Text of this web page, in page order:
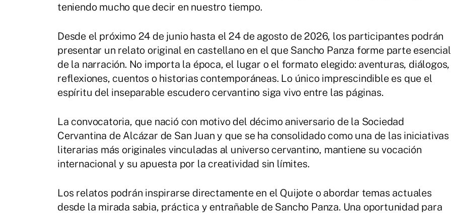
teniendo mucho que decir en nuestro tiempo.
Desde el próximo 24 de junio hasta el 24 de agosto de 2026, los participantes podrán
presentar un relato original en castellano en el que Sancho Panza forme parte esencial
de la narración. No importa la época, el lugar o el formato elegido: aventuras, diálogos,
reflexiones, cuentos o historias contemporáneas. Lo único imprescindible es que el
espíritu del inseparable escudero cervantino siga vivo entre las páginas.
La convocatoria, que nació con motivo del décimo aniversario de la Sociedad
Cervantina de Alcázar de San Juan y que se ha consolidado como una de las iniciativas
literarias más originales vinculadas al universo cervantino, mantiene su vocación
internacional y su apuesta por la creatividad sin límites.
Los relatos podrán inspirarse directamente en el Quijote o abordar temas actuales
desde la mirada sabia, práctica y entrañable de Sancho Panza. Una oportunidad para